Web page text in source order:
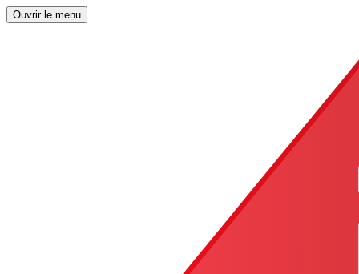
Ouvrir le menu